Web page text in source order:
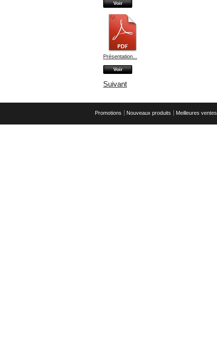
Voir
Présentation...
Voir
Suivant
Promotions Nouveaux produits Meilleures ventes